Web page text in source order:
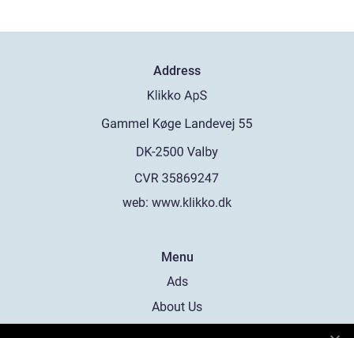
Address
web: www.klikko.dk
Menu
Ads
About Us